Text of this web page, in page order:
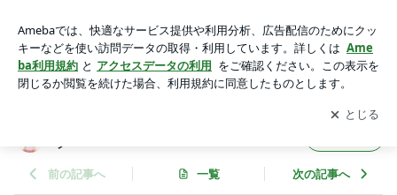
を観劇 | 松山商工会議所女性会 「ひめつばき」ブログ
アプリをダウンロードして ブログの更新通知
を受け取りまし
ょう。
開く
グ
前の記事へ 一覧 次の記事へ